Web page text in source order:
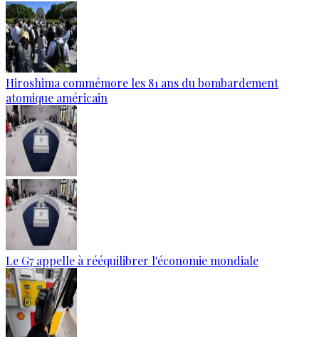
Hiroshima commémore les 81 ans du bombardement
atomique américain
Le G7 appelle à rééquilibrer l'économie mondiale